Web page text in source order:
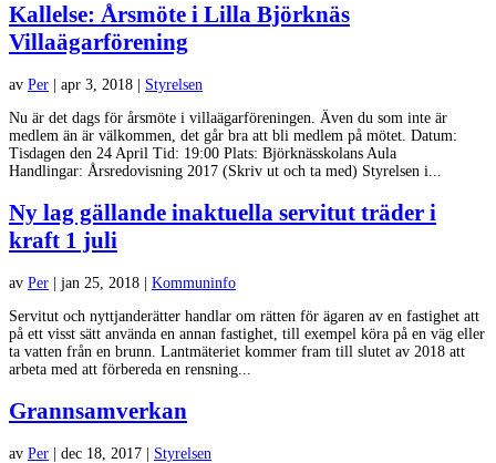
Kallelse: Årsmöte i Lilla Björknäs
Villaägarförening
av Per apr 3, 2018
Styrelsen
Nu är det dags för årsmöte i villaägarföreningen. Även du som inte är
medlem än är välkommen, det går bra att bli medlem på mötet. Datum:
Tisdagen den 24 April Tid: 19:00 Plats: Björknässkolans Aula
Handlingar: Årsredovisning 2017 (Skriv ut och ta med) Styrelsen i...
Ny lag gällande inaktuella servitut träder i
kraft 1 juli
av Per | jan 25, 2018 | Kommuninfo
Servitut och nyttjanderätter handlar om rätten för ägaren av en fastighet att
på ett visst sätt använda en annan fastighet, till exempel köra på en väg eller
ta vatten från en brunn. Lantmäteriet kommer fram till slutet av 2018 att
arbeta med att förbereda en rensning...
Grannsamverkan
av Per | dec 18, 2017 | Styrelsen